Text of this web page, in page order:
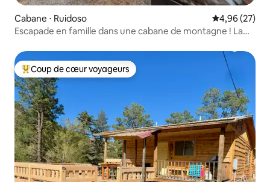
Cabane ⋅ Ruidoso Évaluation
4,96 (27)
Escapade en famille dans une cabane de montagne ! La
Coups de cœur voyageurs les plus appréciés
Coup de cœur voyageurs